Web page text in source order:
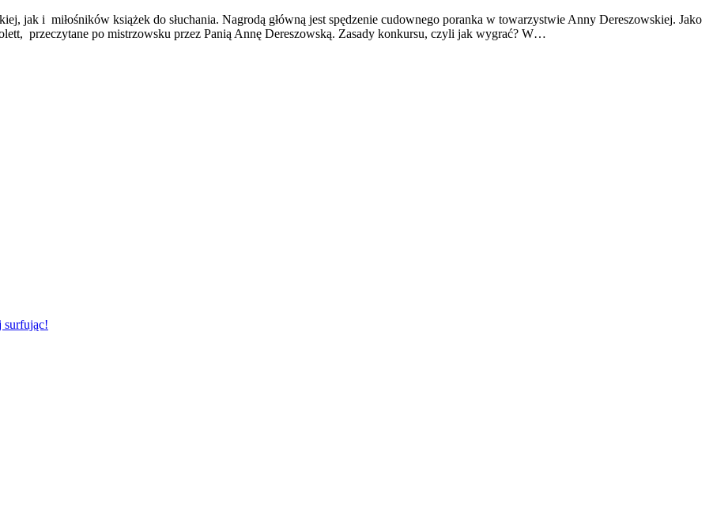
jak i miłośników książek do słuchania. Nagrodą główną jest spędzenie cudownego poranka w towarzystwie Anny Dereszowskiej. Jako
przeczytane po mistrzowsku przez Panią Annę Dereszowską. Zasady konkursu, czyli jak wygrać? W…
surfując!